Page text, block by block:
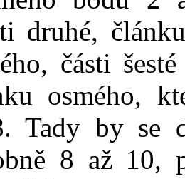
druhé,
části
osmého,
Tady by se
8 až 10,